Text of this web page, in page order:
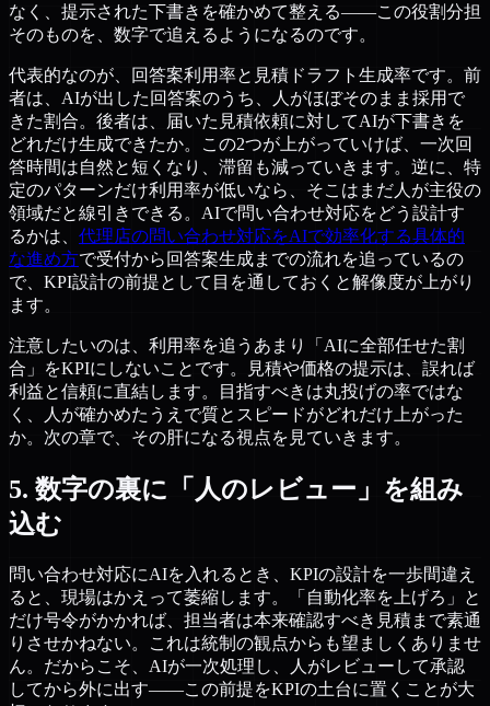
なく、提示された下書きを確かめて整える——この役割分担
そのものを、数字で追えるようになるのです。
代表的なのが、回答案利用率と見積ドラフト生成率です。前
者は、AIが出した回答案のうち、人がほぼそのまま採用で
きた割合。後者は、届いた見積依頼に対してAIが下書きを
どれだけ生成できたか。この2つが上がっていけば、一次回
答時間は自然と短くなり、滞留も減っていきます。逆に、特
定のパターンだけ利用率が低いなら、そこはまだ人が主役の
領域だと線引きできる。AIで問い合わせ対応をどう設計す
るかは、 代理店の問い合わせ対応をAIで効率化する具体的
な進め方で受付から回答案生成までの流れを追っているの
で、KPI設計の前提として目を通しておくと解像度が上がり
ます。
注意したいのは、利用率を追うあまり「AIに全部任せた割
合」をKPIにしないことです。見積や価格の提示は、誤れば
利益と信頼に直結します。目指すべきは丸投げの率ではな
く、人が確かめたうえで質とスピードがどれだけ上がった
か。次の章で、その肝になる視点を見ていきます。
5. 数字の裏に「人のレビュー」を組み
込む
問い合わせ対応にAIを入れるとき、KPIの設計を一歩間違え
ると、現場はかえって萎縮します。「自動化率を上げろ」と
だけ号令がかかれば、担当者は本来確認すべき見積まで素通
りさせかねない。これは統制の観点からも望ましくありませ
ん。だからこそ、AIが一次処理し、人がレビューして承認
してから外に出す——この前提をKPIの土台に置くことが大